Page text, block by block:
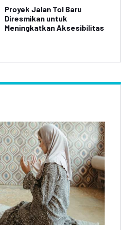
Proyek Jalan Tol Baru
Diresmikan untuk
Meningkatkan Aksesibilitas